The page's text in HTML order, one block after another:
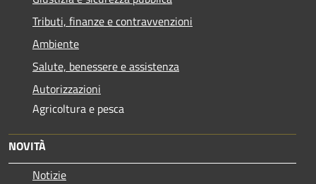
Tributi, finanze e contravvenzioni
Ambiente
Salute, benessere e assistenza
Autorizzazioni
Agricoltura e pesca
NOVITÀ
Notizie